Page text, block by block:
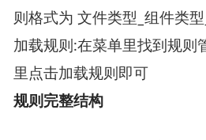
则格式为 文件类型_组件类
加载规则:在菜单里找到规则
里点击加载规则即可
规则完整结构